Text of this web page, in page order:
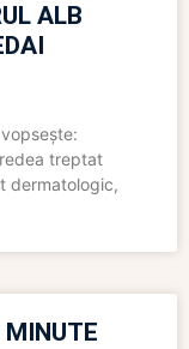
ALB
treptat
dermatologic,